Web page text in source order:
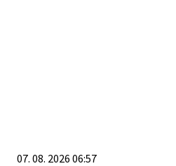
07. 08. 2026 06:57